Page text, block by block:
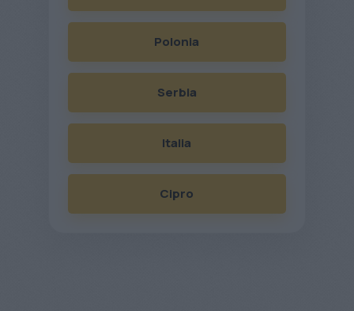
Polonia
Serbia
Italia
Cipro